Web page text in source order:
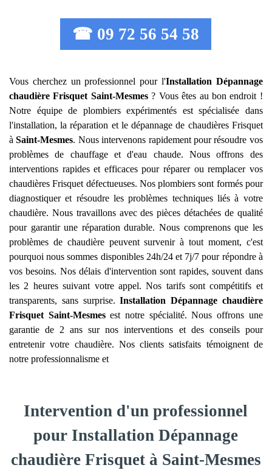
☎ 09 72 56 54 58
Vous cherchez un professionnel pour l'Installation Dépannage
chaudière Frisquet Saint-Mesmes? Vous êtes au bon endroit !
Notre équipe de plombiers expérimentés est spécialisée dans
l'installation, la réparation et le dépannage de chaudières Frisquet
àSaint-Mesmes. Nous intervenons rapidement pour résoudre vos
problèmes de chauffage et d'eau chaude. Nous offrons des
interventions rapides et efficaces pour réparer ou remplacer vos
chaudières Frisquet défectueuses. Nos plombiers sont formés pour
diagnostiquer et résoudre les problèmes techniques liés à votre
chaudière. Nous travaillons avec des pièces détachées de qualité
pour garantir une réparation durable. Nous comprenons que les
problèmes de chaudière peuvent survenir à tout moment, c'est
pourquoi nous sommes disponibles 24h/24 et 7j/7 pour répondre à
vos besoins. Nos délais d'intervention sont rapides, souvent dans
les 2 heures suivant votre appel. Nos tarifs sont compétitifs et
transparents, sans surprise.Installation Dépannage chaudière
Frisquet Saint-Mesmesest notre spécialité. Nous offrons une
garantie de 2 ans sur nos interventions et des conseils pour
entretenir votre chaudière. Nos clients satisfaits témoignent de
notre professionnalisme et
Intervention d'un professionnel
pour Installation Dépannage
chaudière Frisquet à Saint-Mesmes